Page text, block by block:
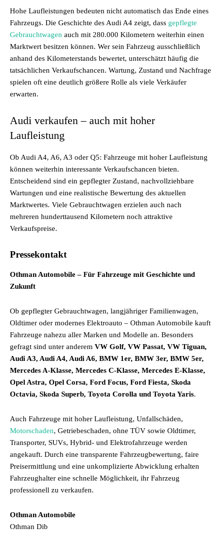
Hohe Laufleistungen bedeuten nicht automatisch das Ende eines
Fahrzeugs. Die Geschichte des Audi A4 zeigt, dass gepflegte
Gebrauchtwagen auch mit 280.000 Kilometern weiterhin einen
Marktwert besitzen können. Wer sein Fahrzeug ausschließlich
anhand des Kilometerstands bewertet, unterschätzt häufig die
tatsächlichen Verkaufschancen. Wartung, Zustand und Nachfrage
spielen oft eine deutlich größere Rolle als viele Verkäufer
erwarten.
Audi verkaufen – auch mit hoher
Laufleistung
Ob Audi A4, A6, A3 oder Q5: Fahrzeuge mit hoher Laufleistung
können weiterhin interessante Verkaufschancen bieten.
Entscheidend sind ein gepflegter Zustand, nachvollziehbare
Wartungen und eine realistische Bewertung des aktuellen
Marktwertes. Viele Gebrauchtwagen erzielen auch nach
mehreren hunderttausend Kilometern noch attraktive
Verkaufspreise.
Pressekontakt
Othman Automobile – Für Fahrzeuge mit Geschichte und
Zukunft
Ob gepflegter Gebrauchtwagen, langjähriger Familienwagen,
Oldtimer oder modernes Elektroauto – Othman Automobile kauft
Fahrzeuge nahezu aller Marken und Modelle an. Besonders
gefragt sind unter anderem VW Golf, VW Passat, VW Tiguan,
Audi A3, Audi A4, Audi A6, BMW 1er, BMW 3er, BMW 5er,
Mercedes A-Klasse, Mercedes C-Klasse, Mercedes E-Klasse,
Opel Astra, Opel Corsa, Ford Focus, Ford Fiesta, Skoda
Octavia, Skoda Superb, Toyota Corolla und Toyota Yaris.
Auch Fahrzeuge mit hoher Laufleistung, Unfallschäden,
Motorschaden, Getriebeschaden, ohne TÜV sowie Oldtimer,
Transporter, SUVs, Hybrid- und Elektrofahrzeuge werden
angekauft. Durch eine transparente Fahrzeugbewertung, faire
Preisermittlung und eine unkomplizierte Abwicklung erhalten
Fahrzeughalter eine schnelle Möglichkeit, ihr Fahrzeug
professionell zu verkaufen.
Othman Automobile
Othman Dib